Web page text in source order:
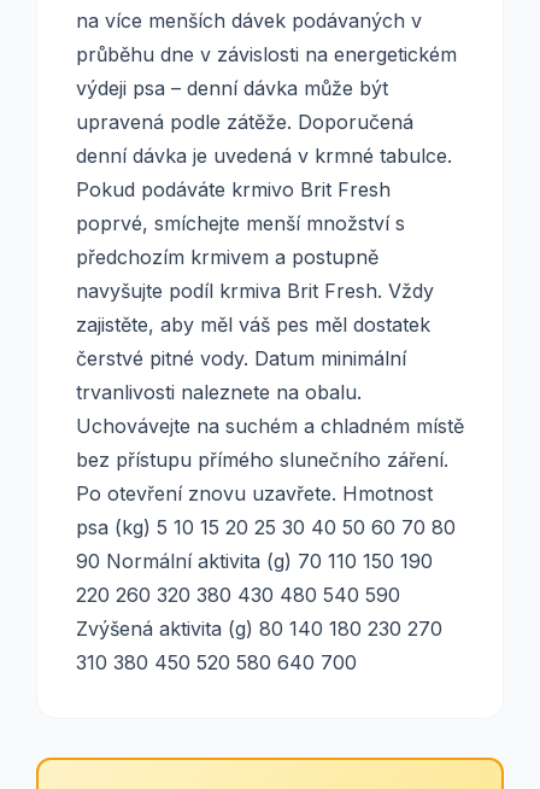
na více menších dávek podávaných v
průběhu dne v závislosti na energetickém
výdeji psa – denní dávka může být
upravená podle zátěže. Doporučená
denní dávka je uvedená v krmné tabulce.
Pokud podáváte krmivo Brit Fresh
poprvé, smíchejte menší množství s
předchozím krmivem a postupně
navyšujte podíl krmiva Brit Fresh. Vždy
zajistěte, aby měl váš pes měl dostatek
čerstvé pitné vody. Datum minimální
trvanlivosti naleznete na obalu.
Uchovávejte na suchém a chladném místě
bez přístupu přímého slunečního záření.
Po otevření znovu uzavřete. Hmotnost
psa (kg) 5 10 15 20 25 30 40 50 60 70 80
90 Normální aktivita (g) 70 110 150 190
220 260 320 380 430 480 540 590
Zvýšená aktivita (g) 80 140 180 230 270
310 380 450 520 580 640 700